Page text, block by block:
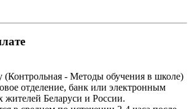
(Контрольная - Методы обучения в школе)
отделение, банк или электронным
жителей Беларуси и России.